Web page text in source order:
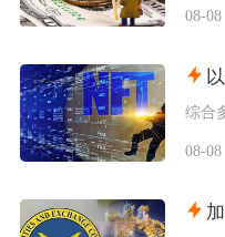
08-08
08-08